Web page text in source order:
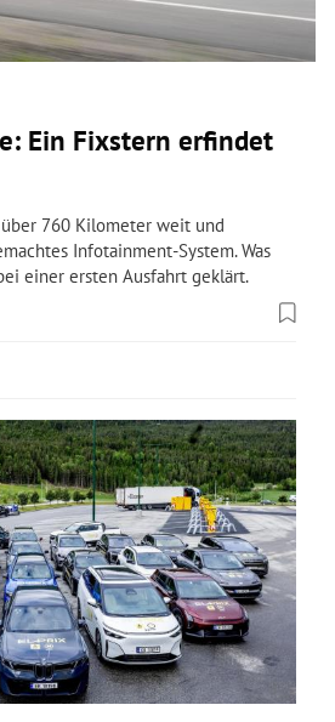
Ein Fixstern erfindet
760 Kilometer weit und
Infotainment-System. Was
einer ersten Ausfahrt geklärt.